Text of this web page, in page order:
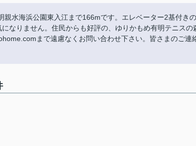
親水海浜公園東入江まで166mです。エレベーター2基付きの
なりません。住民からも好評の、ゆりかもめ有明テニスの
まで遠慮なくお問い合わせ下さい。皆さまのご連